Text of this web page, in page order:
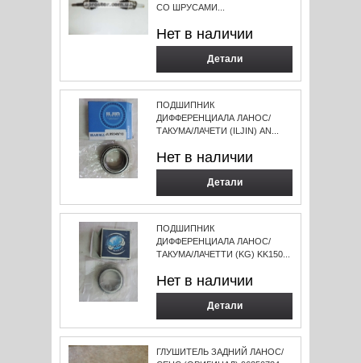
СО ШРУСАМИ...
Нет в наличии
Детали
ПОДШИПНИК
ДИФФЕРЕНЦИАЛА ЛАНОС/
ТАКУМА/ЛАЧЕТИ (ILJIN) AN...
Нет в наличии
Детали
ПОДШИПНИК
ДИФФЕРЕНЦИАЛА ЛАНОС/
ТАКУМА/ЛАЧЕТТИ (KG) KK150...
Нет в наличии
Детали
ГЛУШИТЕЛЬ ЗАДНИЙ ЛАНОС/